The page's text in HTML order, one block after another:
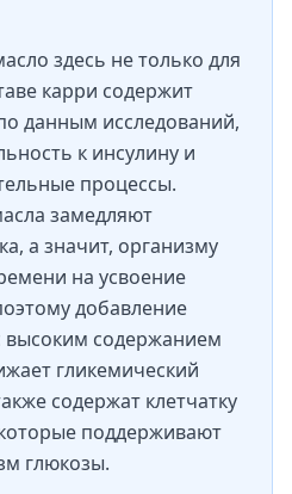
здесь не только для
карри содержит
данным исследований,
к инсулину и
процессы.
замедляют
а значит, организму
на усвоение
добавление
высоким содержанием
гликемический
содержат клетчатку
поддерживают
глюкозы.